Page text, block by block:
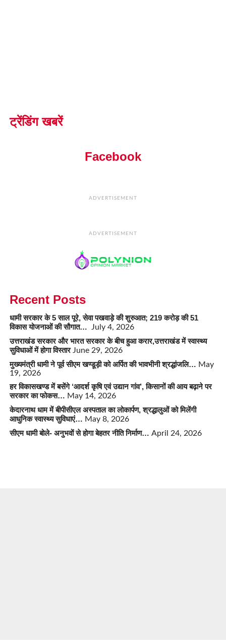
ट्रेंडिंग खबरें
Facebook
ADVERTISEMENT
ADVERTISEMENT
Recent Posts
धामी सरकार के 5 साल पूरे, सेवा पखवाड़े की शुरुआत; 219 करोड़ की 51
विकास योजनाओं की सौगात…
July 4, 2026
उत्तराखंड सरकार और भारत सरकार के बीच हुआ करार,उत्तराखंड में स्वास्थ्य
सुविधाओं में होगा विस्तार June 29, 2026
मुख्यमंत्री धामी ने पूर्व सीएम खण्डूड़ी को अर्पित की भावभीनी श्रद्धांजलि… May
19, 2026
हर विकासखण्ड में बसेंगे ‘आदर्श कृषि एवं उद्यान गांव’, किसानों की आय बढ़ाने पर
सरकार का फोकस… May 14, 2026
केदारनाथ धाम में बीपीसीएल अस्पताल का लोकार्पण, श्रद्धालुओं को मिलेंगी
आधुनिक स्वास्थ्य सुविधाएं… May 8, 2026
सीएम धामी बोले- अनुभवों से होगा बेहतर नीति निर्माण… April 24, 2026